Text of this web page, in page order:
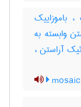
باموزاییک
وابسته به
آراستن ،
mosaic